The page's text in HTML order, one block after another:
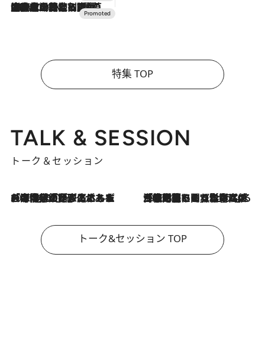
2026.7.10
NEW OPEN！【界 草津】名湯の地に誕生。趣の異なる2種の温泉と上州ならではの会席・蕎麦割烹など美食を味わう究極の癒やし旅
特集 TOP
TALK & SESSION
トーク＆セッション
2026.8.3
「今後値上げがあるとすれば…」「リスクがあるのは今年の冬」エネルギー専門家が語る、ホルムズ海峡封鎖が家庭にもたらす“ある心配” 2026.8.3
「住宅建てられない…」「サーチャージ料の高値が続いている」ホルムズ海峡封鎖による影響はいつまで続く？《エネルギー専門家に聞く“どうなる日本の暮らし”》
トーク&セッション TOP